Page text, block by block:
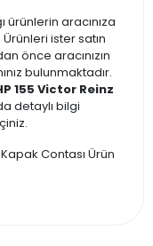
ürünlerin aracınıza
ister satın
önce aracınızın
bulunmaktadır.
155 Victor Reinz
detaylı bilgi
Contası Ürün